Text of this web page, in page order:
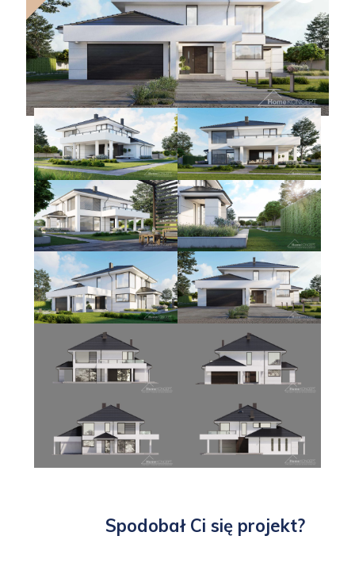
Spodobał Ci się projekt?